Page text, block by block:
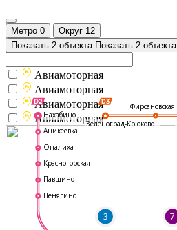
Метро 0 Округ 12
Показать 2 объекта Показать 2 объекта
3 7
Фирсановская
Нахабино
Аникеевка
Опалиха
Красногорская
Павшино
Пенягино
Зеленоград-Крюково
Авиамоторная
Авиамоторная
Авиамоторная
Авиамоторная